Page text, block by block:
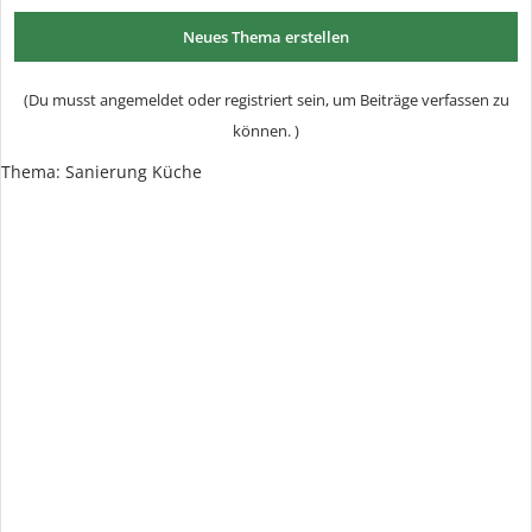
Neues Thema erstellen
(Du musst angemeldet oder registriert sein, um Beiträge verfassen zu
können. )
Thema: Sanierung Küche